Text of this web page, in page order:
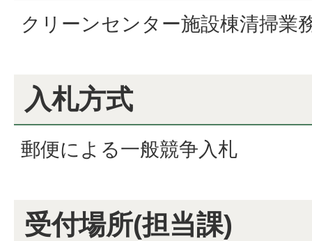
クリーンセンター施設棟清掃業
入札方式
郵便による一般競争入札
受付場所(担当課)